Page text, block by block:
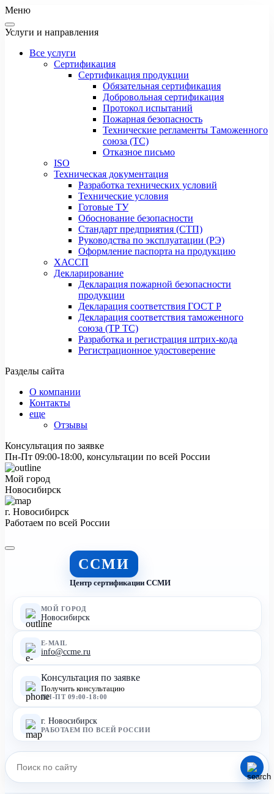
Меню
Услуги и направления
Все услуги
Сертификация
Сертификация продукции
Обязательная сертификация
Добровольная сертификация
Протокол испытаний
Пожарная безопасность
Технические регламенты Таможенного
союза (ТС)
Отказное письмо
ISO
Техническая документация
Разработка технических условий
Технические условия
Готовые ТУ
Обоснование безопасности
Стандарт предприятия (СТП)
Руководства по эксплуатации (РЭ)
Оформление паспорта на продукцию
ХАССП
Декларирование
Декларация пожарной безопасности
продукции
Декларация соответствия ГОСТ Р
Декларация соответствия таможенного
союза (ТР ТС)
Разработка и регистрация штрих-кода
Регистрационное удостоверение
Разделы сайта
О компании
Контакты
еще
Отзывы
Консультация по заявке
Пн-Пт 09:00-18:00, консультации по всей России
Мой город
Новосибирск
г. Новосибирск
Работаем по всей России
ССМИ
Центр сертификации ССМИ
МОЙ ГОРОД
Новосибирск
E-MAIL
info@ccme.ru
Консультация по заявке
Получить консультацию
ПН-ПТ 09:00-18:00
г. Новосибирск
РАБОТАЕМ ПО ВСЕЙ РОССИИ